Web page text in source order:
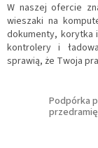
W naszej ofercie
wieszaki na
dokumenty, korytka
kontrolery i
sprawią, że Twoja
Podpórka
przedramię